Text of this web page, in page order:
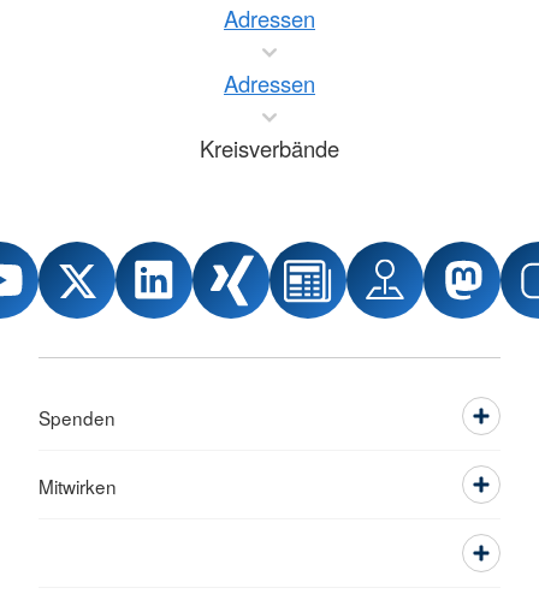
Adressen
Adressen
Kreisverbände
Spenden
Mitwirken